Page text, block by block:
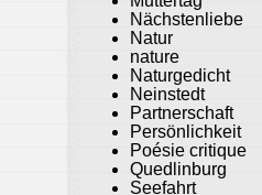
Nächstenliebe
Natur
nature
Naturgedicht
Neinstedt
Partnerschaft
Persönlichkeit
Poésie critique
Quedlinburg
Seefahrt